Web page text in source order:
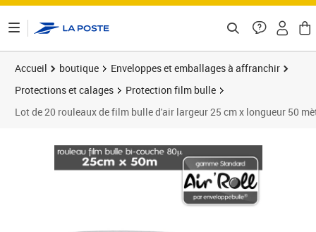
Accueil boutique
Enveloppes et emballages à affranchir
Protections et calages
Protection film bulle
Lot de 20 rouleaux de film bulle d'air largeur 25 cm x longueur 50